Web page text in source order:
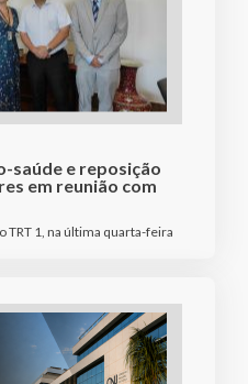
saúde e reposição
em reunião com
TRT 1, na última quarta-feira